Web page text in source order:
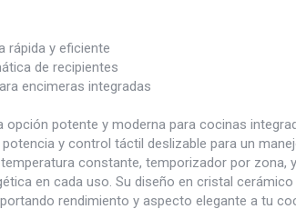
rápida y eficiente
de recipientes
encimeras integradas
opción potente y moderna para cocinas
y control táctil deslizable para un
constante, temporizador por zona,
en cada uso. Su diseño en cristal
rendimiento y aspecto elegante a tu